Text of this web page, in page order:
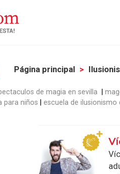
Página principal
de magia en sevilla
para niños
escuela de ilusionismo